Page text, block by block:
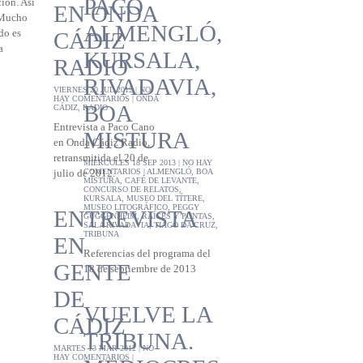
Así
es
PACO
ALMENGLÓ,
KURSALA,
RIVADAVIA,
BOA
MISTURA
MIÉRCOLES 18 SEP 2013 | NO HAY
COMENTARIOS | ALMENGLÓ BOA
MISTURA
CAFÉ DE LEVANTE
CONCURSO DE RELATOS
KURSALA
MUSEO DEL TÍTERE
MUSEO LITOGRÁFICO PEGGY
GUGGENHEIM ,RAÍCES Y PUNTAS
SALA RIVADAVIA,TIAGO DA CRUZ
TRIBUNA
Referencias del programa del
18 de septiembre de 2013
VUELVE LA
TRIBUNA.
EN ONDA
CÁDIZ
RADIO
VIERNES 20 JUL 2012 | NO
HAY COMENTARIOS | ONDA
CÁDIZ RADIO
Entrevista a Paco Cano
en Onda Cádiz Radio,
retransmitida el 20 de
julio de 2012.
ENTREVISTA
EN
GENTE
DE
CÁDIZ
MARTES 13 MAR 2012 |NO
HAY COMENTARIOS |